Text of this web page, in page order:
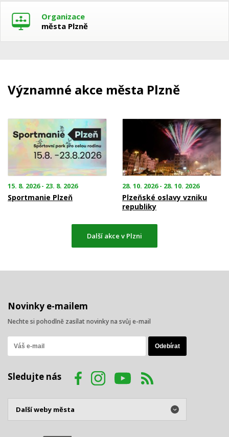
Organizace
města Plzně
Významné akce města Plzně
15. 8. 2026 - 23. 8. 2026
Sportmanie Plzeň
28. 10. 2026 - 28. 10. 2026
Plzeňské oslavy vzniku
republiky
Další akce v Plzni
Novinky e-mailem
Nechte si pohodlně zasílat novinky na svůj e-mail
Sledujte nás